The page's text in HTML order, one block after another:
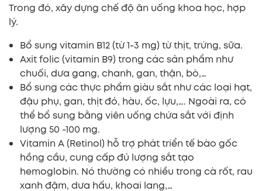
Trong đó, xây dựng chế độ ăn uống khoa học, hợp
lý.
Bổ sung vitamin B12 (từ 1-3 mg) từ thịt, trứng, sữa.
Axit folic (vitamin B9) trong các sản phẩm như
chuối, dưa gang, chanh, gan, thận, bò,…
Bổ sung các thực phẩm giàu sắt như các loại hạt,
đậu phụ, gan, thịt đỏ, hàu, ốc, lựu,…. Ngoài ra, có
thể bổ sung bằng viên uống chứa sắt với định
lượng 50 -100 mg.
Vitamin A (Retinol) hỗ trợ phát triển tế bào gốc
hồng cầu, cung cấp đủ lượng sắt tạo
hemoglobin. Nó thường có nhiều trong cà rốt, rau
xanh đậm, dưa hấu, khoai lang,…